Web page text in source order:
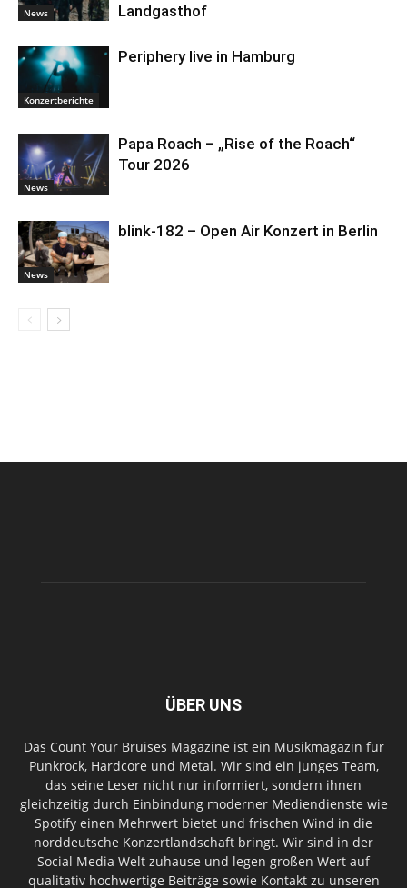
News
Landgasthof
Konzertberichte
Periphery live in Hamburg
News
Papa Roach – „Rise of the Roach“
Tour 2026
News
blink-182 – Open Air Konzert in Berlin
ÜBER UNS
Das Count Your Bruises Magazine ist ein Musikmagazin für
Punkrock, Hardcore und Metal. Wir sind ein junges Team,
das seine Leser nicht nur informiert, sondern ihnen
gleichzeitig durch Einbindung moderner Mediendienste wie
Spotify einen Mehrwert bietet und frischen Wind in die
norddeutsche Konzertlandschaft bringt. Wir sind in der
Social Media Welt zuhause und legen großen Wert auf
qualitativ hochwertige Beiträge sowie Kontakt zu unseren